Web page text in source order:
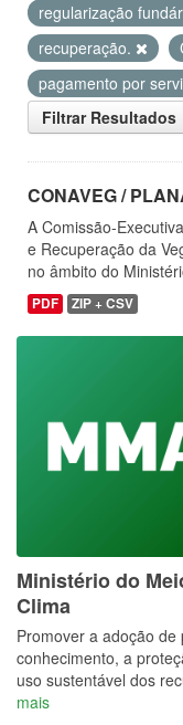
regularização
recuperação.
pagamento por
Filtrar Resultados
CONAVEG /
A Comissão-
e Recuperação da
no âmbito do
PDF ZIP + CSV
Ministério do
Clima
Promover a adoção
conhecimento, a
uso sustentável dos
mais